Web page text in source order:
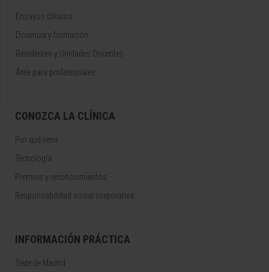
Ensayos clínicos
Docencia y formación
Residentes y Unidades Docentes
Área para profesionales
CONOZCA LA CLÍNICA
Por qué venir
Tecnología
Premios y reconocimientos
Responsabilidad social corporativa
INFORMACIÓN PRÁCTICA
Sede de Madrid